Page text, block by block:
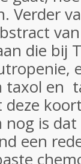
Verder
die bij
en
is
een